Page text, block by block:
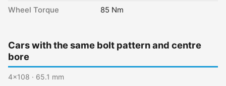
Wheel Torque 85 Nm
Cars with the same bolt pattern and centre
bore
4x108 · 65.1 mm